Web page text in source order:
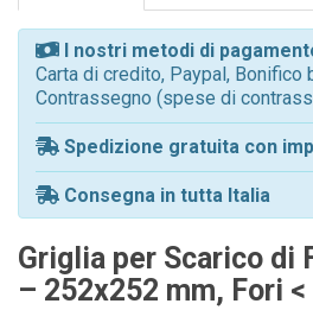
I nostri metodi di
Carta di credito, Paypal, Bonifico
Contrassegno (spese di
Spedizione gratuita con
Consegna in tutta Italia
Griglia per Scarico di
– 252x252 mm, Fori <